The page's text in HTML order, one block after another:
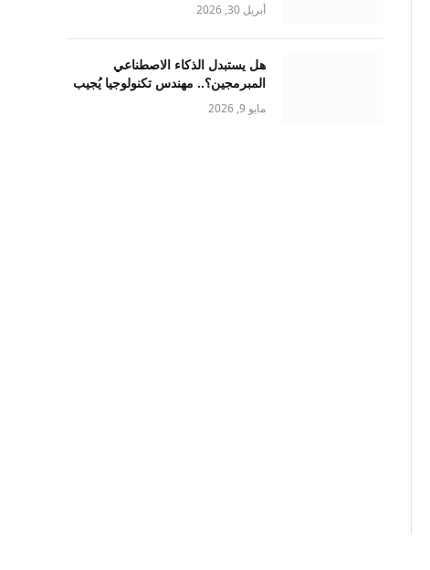
أبريل 30, 2026
هل يستبدل الذكاء الاصطناعي
المبرمجين؟.. مهندس تكنولوجيا يُجيب
مايو 9, 2026